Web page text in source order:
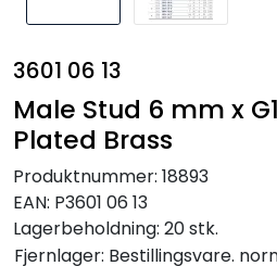
3601 06 13
Male Stud 6 mm x
Plated Brass
Produktnummer: 18893
EAN: P3601 06 13
Lagerbeholdning: 20 stk.
Fjernlager: Bestillingsvare.